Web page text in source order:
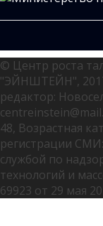
© Центр роста
"ЭЙНШТЕЙН",
редактор:
48, Возрастная
регистрации
службой по
технологий и
69923 от 29 мая